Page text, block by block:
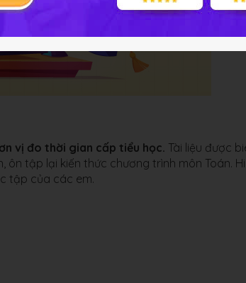
vị đo thời gian cấp tiểu học. Tài liệu được
tập lại kiến thức chương trình môn Toán. Hi
tập của các em.